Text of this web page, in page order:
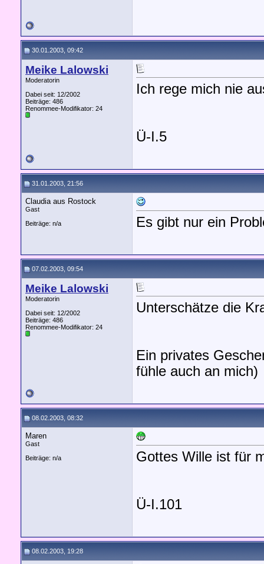
30.01.2003, 09:42
Meike Lalowski
Moderatorin
Dabei seit: 12/2002
Beiträge: 486
Renommee-Modifikator: 24
Ich rege mich nie
Ü-I.5
31.01.2003, 21:56
Claudia aus Rostock
Gast
Beiträge: n/a
Es gibt nur ein
07.02.2003, 09:54
Meike Lalowski
Moderatorin
Dabei seit: 12/2002
Beiträge: 486
Renommee-Modifikator: 24
Unterschätze die
Ein privates
fühle auch an mich)
08.02.2003, 08:32
Maren
Gast
Beiträge: n/a
Gottes Wille ist für
Ü-I.101
08.02.2003, 19:28